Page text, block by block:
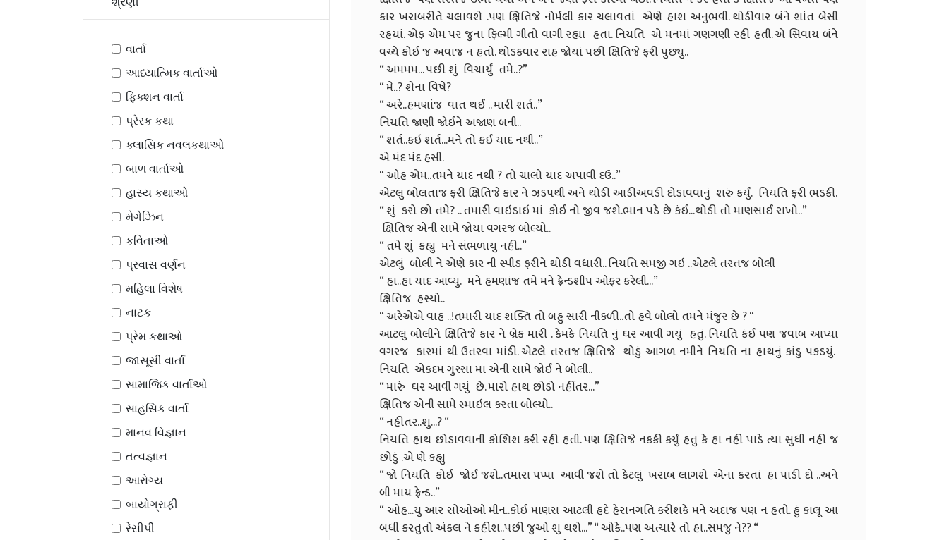
વાર્તા
આધ્યાત્મિક વાર્તાઓ
ફિક્શન વાર્તા
પ્રેરક કથા
ક્લાસિક નવલકથાઓ
બાળ વાર્તાઓ
હાસ્ય કથાઓ
મેગેઝિન
કવિતાઓ
પ્રવાસ વર્ણન
મહિલા વિશેષ
નાટક
પ્રેમ કથાઓ
જાસૂસી વાર્તા
સામાજિક વાર્તાઓ
સાહસિક વાર્તા
માનવ વિજ્ઞાન
તત્વજ્ઞાન
આરોગ્ય
બાયોગ્રાફી
રેસીપી
કાર ખરાબરીતે ચલાવશે .પણ ક્ષિતિજે નોર્મલી કાર ચલાવતાં એણે હાશ અનુભવી. થોડીવાર બંને શાંત બેસી
રહયાં. એફ એમ પર જુના ફિલ્મી ગીતો વાગી રહ્યા હતા. નિયતિ એ મનમાં ગણગણી રહી હતી. એ સિવાય બંને
વચ્ચે કોઈ જ અવાજ ન હતો. થોડકવાર રાહ જોયાં પછી ક્ષિતિજે ફરી પુછ્યુ..
“ અમમમ... પછી શું વિચાર્યું તમે..?”
“ મેં..? શેના વિષે?
“ અરે..હમણાંજ વાત થઈ .. મારી શર્ત..”
નિયતિ જાણી જોઈને અજાણ બની..
“ શર્ત..કઇ શર્ત...મને તો કંઈ યાદ નથી..”
એ મંદ મંદ હસી.
“ ઓહ એમ..તમને યાદ નથી ? તો ચાલો યાદ અપાવી દઉ..”
એટલું બોલતાજ ફરી ક્ષિતિજે કાર ને ઝડપથી અને થોડી આડીઅવડી દોડાવવાનું શરું કર્યું. નિયતિ ફરી ભડકી.
“ શું કરો છો તમે? .. તમારી વાઇડાઇ માં કોઈ નો જીવ જશે.ભાન પડે છે કંઈ...થોડી તો માણસાઈ રાખો..”
ક્ષિતિજ એની સામે જોયા વગરજ બોલ્યો..
“ તમે શું કહ્યુ મને સંભળાયુ નહી..”
એટલું બોલી ને એણે કાર ની સ્પીડ ફરીને થોડી વધારી.. નિયતિ સમજી ગઇ ..એટલે તરતજ બોલી
“ હા..હા યાદ આવ્યુ. મને હમણાંજ તમે મને ફ્રેન્ડશીપ ઓફર કરેલી...”
ક્ષિતિજ હસ્યો..
“ અરેએએ વાહ ..!તમારી યાદ શક્તિ તો બહુ સારી નીકળી..તો હવે બોલો તમને મંજુર છે ? “
આટલું બોલીને ક્ષિતિજે કાર ને બ્રેક મારી . કેમકે નિયતિ નું ઘર આવી ગયું હતું. નિયતિ કંઈ પણ જવાબ આપ્યા
વગરજ કારમાં થી ઉતરવા માંડી. એટલે તરતજ ક્ષિતિજે થોડું આગળ નમીને નિયતિ ના હાથનું કાંડુ પકડયું.
નિયતિ એકદમ ગુસ્સા મા એની સામે જોઈ ને બોલી..
“ મારું ઘર આવી ગયું છે. મારો હાથ છોડો નહીંતર...”
ક્ષિતિજ એની સામે સ્માઇલ કરતા બોલ્યો..
“ નહીતર..શું...? “
નિયતિ હાથ છોડાવવાની કોશિશ કરી રહી હતી. પણ ક્ષિતિજે નકકી કર્યું હતુ કે હા નહી પાડે ત્યા સુધી નહી જ
છોડું .એ ણે કહ્યુ
“ જો નિયતિ કોઈ જોઈ જશે..તમારા પપ્પા આવી જશે તો કેટલું ખરાબ લાગશે એના કરતાં હા પાડી દો ..અને
બી માય ફ્રેન્ડ..”
“ ઓહ...યુ આર સોઓઓ મીન..કોઈ માણસ આટલી હદે હેરાનગતિ કરીશકે મને અંદાજ પણ ન હતો. હું કાલૂ આ
બધી કરતુતો અંકલ ને કહીશ..પછી જુઓ શુ થશે...” “ ઓકે..પણ અત્યારે તો હા..સમજુ ને?? “